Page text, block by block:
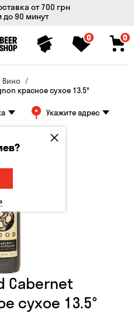
от 700 грн
до 90 минут
0 0
Вино
красное сухое 13.5°
Укажите адрес
Cabernet
сухое 13.5°